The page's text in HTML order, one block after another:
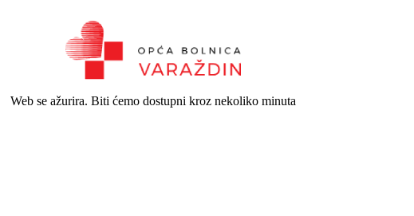
Web se ažurira. Biti ćemo dostupni kroz nekoliko minuta